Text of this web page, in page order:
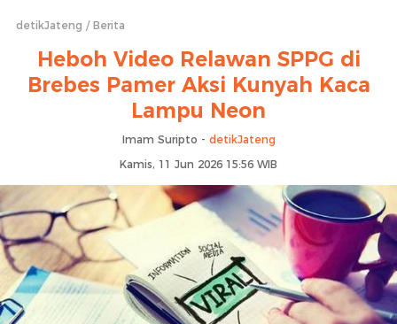
detikJateng Berita
Heboh Video Relawan SPPG di
Brebes Pamer Aksi Kunyah Kaca
Lampu Neon
Imam Suripto - detikJateng
Kamis, 11 Jun 2026 15:56 WIB